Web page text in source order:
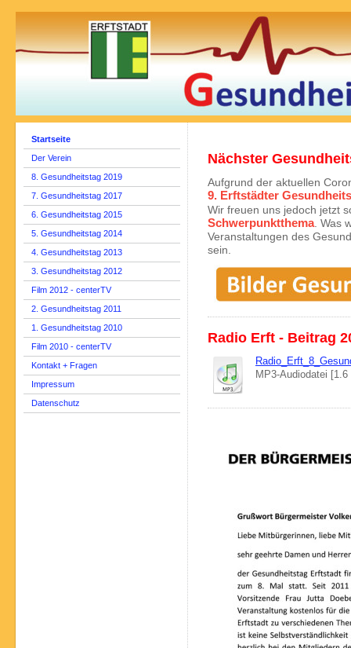
Startseite
Der Verein
8. Gesundheitstag 2019
7. Gesundheitstag 2017
6. Gesundheitstag 2015
5. Gesundheitstag 2014
4. Gesundheitstag 2013
3. Gesundheitstag 2012
Film 2012 - centerTV
2. Gesundheitstag 2011
1. Gesundheitstag 2010
Film 2010 - centerTV
Kontakt + Fragen
Impressum
Datenschutz
Nächster
Aufgrund der aktuellen
9. Erftstädter
Wir freuen uns jedoch jetzt
Schwerpunktthema. Was
Veranstaltungen des
sein.
Radio Erft - Beitrag
MP3-Audiodatei [1.6